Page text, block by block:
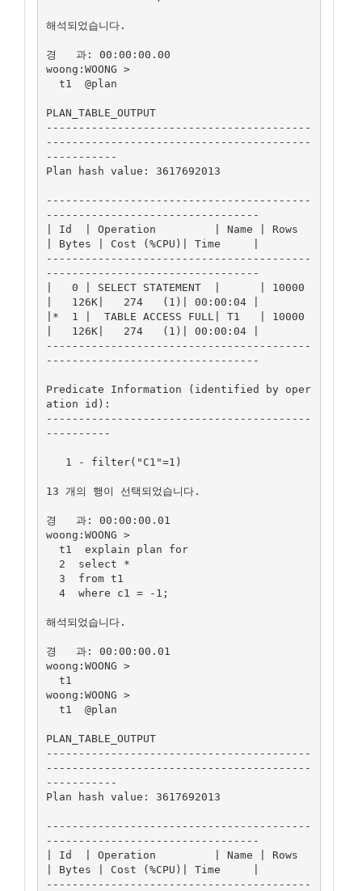
해석되었습니다.
경   과: 00:00:00.00
woong:WOONG >
PLAN_TABLE_OUTPUT
-----------------------------------------
-----------------------------------------
-----------
Plan hash value: 3617692013
-----------------------------------------
---------------------------------
| Id  | Operation         | Name | Rows
| Bytes | Cost (%CPU)| Time     |
-----------------------------------------
---------------------------------
|   0 | SELECT STATEMENT  |      | 10000
|   126K|   274   (1)| 00:00:04 |
|*  1 |  TABLE ACCESS FULL| T1   | 10000
|   126K|   274   (1)| 00:00:04 |
-----------------------------------------
---------------------------------
Predicate Information (identified by oper
ation id):
-----------------------------------------
----------
13 개의 행이 선택되었습니다.
경   과: 00:00:00.01
woong:WOONG >
해석되었습니다.
경   과: 00:00:00.01
woong:WOONG >
woong:WOONG >
PLAN_TABLE_OUTPUT
-----------------------------------------
-----------------------------------------
-----------
Plan hash value: 3617692013
-----------------------------------------
---------------------------------
| Id  | Operation         | Name | Rows
| Bytes | Cost (%CPU)| Time     |
-----------------------------------------